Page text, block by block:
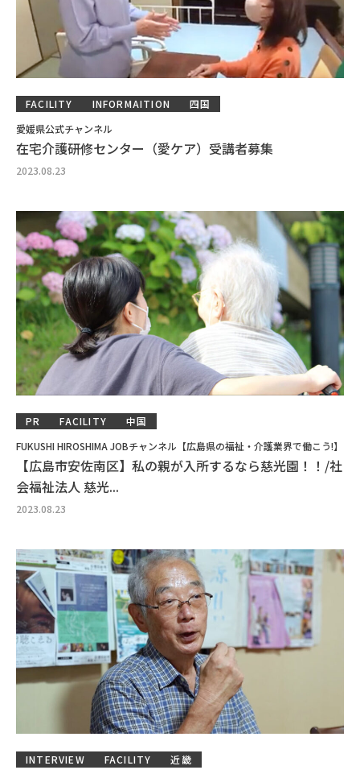
FACILITY INFORMAITION
四国
愛媛県公式チャンネル
在宅介護研修センター（愛ケア）受講者募集
2023.08.23
PR FACILITY
中国
FUKUSHI HIROSHIMA JOBチャンネル【広島県の福祉・介護業界で働こう!】
【広島市安佐南区】私の親が入所するなら慈光園！！/社
会福祉法人 慈光...
2023.08.23
INTERVIEW FACILITY 近畿